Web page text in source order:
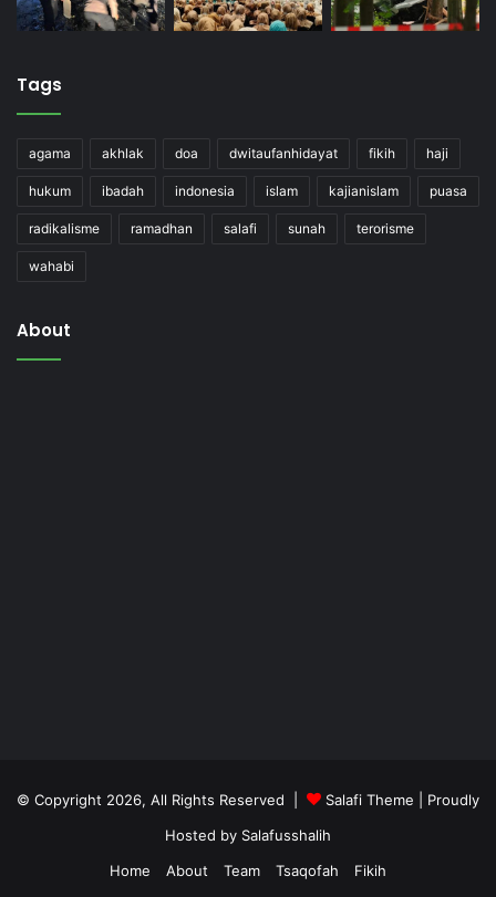
Tags
agama akhlak doa dwitaufanhidayat fikih haji
hukum ibadah indonesia islam kajianislam puasa
radikalisme ramadhan salafi sunah terorisme
wahabi
About
© Copyright 2026, All Rights Reserved | Salafi Theme | Proudly
Hosted by Salafusshalih
Home
About Team Tsaqofah Fikih